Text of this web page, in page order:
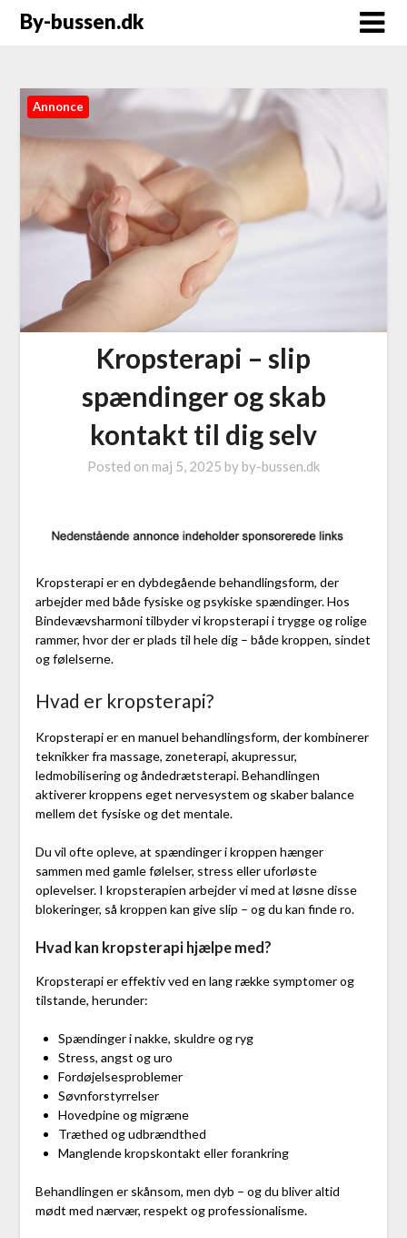
By-bussen.dk
Annonce
Kropsterapi – slip
spændinger og skab
kontakt til dig selv
Posted on maj 5, 2025 by by-bussen.dk
Kropsterapi er en dybdegående behandlingsform, der
arbejder med både fysiske og psykiske spændinger. Hos
Bindevævsharmoni tilbyder vi kropsterapi i trygge og rolige
rammer, hvor der er plads til hele dig – både kroppen, sindet
og følelserne.
Hvad er kropsterapi?
Kropsterapi er en manuel behandlingsform, der kombinerer
teknikker fra massage, zoneterapi, akupressur,
ledmobilisering og åndedrætsterapi. Behandlingen
aktiverer kroppens eget nervesystem og skaber balance
mellem det fysiske og det mentale.
Du vil ofte opleve, at spændinger i kroppen hænger
sammen med gamle følelser, stress eller uforløste
oplevelser. I kropsterapien arbejder vi med at løsne disse
blokeringer, så kroppen kan give slip – og du kan finde ro.
Hvad kan kropsterapi hjælpe med?
Kropsterapi er effektiv ved en lang række symptomer og
tilstande, herunder:
Spændinger i nakke, skuldre og ryg
Stress, angst og uro
Fordøjelsesproblemer
Søvnforstyrrelser
Hovedpine og migræne
Træthed og udbrændthed
Manglende kropskontakt eller forankring
Behandlingen er skånsom, men dyb – og du bliver altid
mødt med nærvær, respekt og professionalisme.